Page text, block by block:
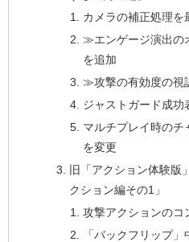
カメラの補正処理を
≫エンゲージ演出の
を追加
≫攻撃の有効度の視
ジャストガード成功
マルチプレイ時のチ
を変更
旧「アクション体験
クション編その1」
攻撃アクションのコ
「バックフリップ